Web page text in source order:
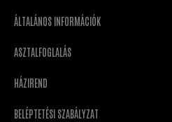
ÁLTALÁNOS INFORMÁCIÓK
ASZTALFOGLALÁS
HÁZIREND
BELÉPTETÉSI SZABÁLYZAT